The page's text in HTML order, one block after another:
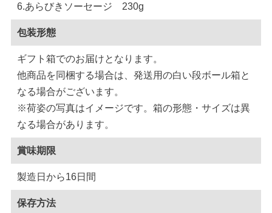
6.あらびきソーセージ 230g
包装形態
ギフト箱でのお届けとなります。
他商品を同梱する場合は、発送用の白い段ボール箱と
なる場合がございます。
※荷姿の写真はイメージです。箱の形態・サイズは異
なる場合があります。
賞味期限
製造日から16日間
保存方法